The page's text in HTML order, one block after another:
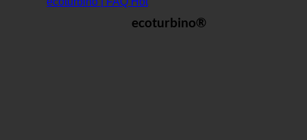
ecoturbino®